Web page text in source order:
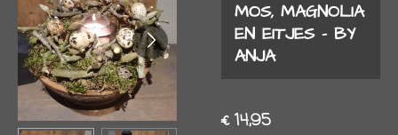
MOS, MAGNOLIA
EN EITJES - BY
ANJA
€ 14,95